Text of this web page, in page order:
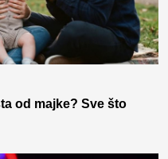
od majke? Sve što